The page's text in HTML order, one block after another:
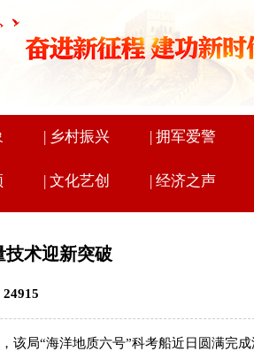
| 乡村振兴 | 拥军爱警
| 文化艺创 | 经济之声
技术迎新突破
该局“海洋地质六号”科考船近日圆满完成